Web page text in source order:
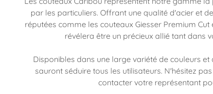
par les particuliers. Offrant une qualité d'acier et
réputées comme les couteaux Giesser Premium
révélera être un précieux allié tant dans
Disponibles dans une large variété de couleurs
sauront séduire tous les utilisateurs. N'hésitez
contacter votre représentant